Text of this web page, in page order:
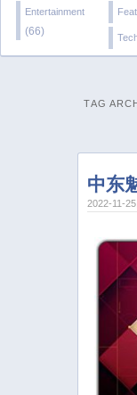
Entertainment
(66)
TAG
中东
2022-11-